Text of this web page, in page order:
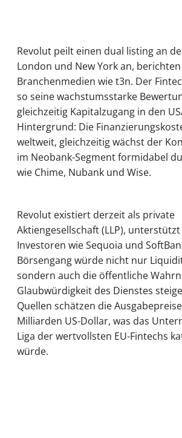
Revolut peilt einen dual listing an
London und New York an, berichten
Branchenmedien wie t3n. Der
so seine wachstumsstarke
gleichzeitig Kapitalzugang in den
Hintergrund: Die
weltweit, gleichzeitig wächst der
im Neobank-Segment formidabel
wie Chime, Nubank und Wise.
Revolut existiert derzeit als private
Aktiengesellschaft (LLP),
Investoren wie Sequoia und
Börsengang würde nicht nur
sondern auch die öffentliche
Glaubwürdigkeit des Dienstes
Quellen schätzen die
Milliarden US-Dollar, was das
Liga der wertvollsten EU-Fintechs
würde.